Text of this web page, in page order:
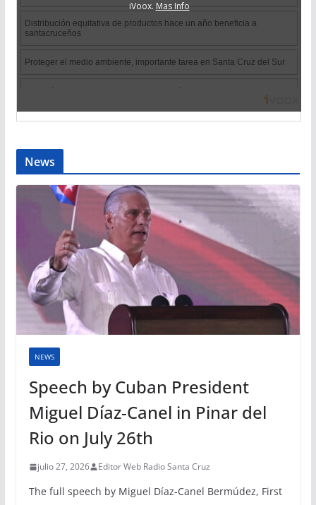
News
NEWS
Speech by Cuban President
Miguel Díaz-Canel in Pinar del
Rio on July 26th
julio 27, 2026 Editor Web Radio Santa Cruz
The full speech by Miguel Díaz-Canel Bermúdez, First